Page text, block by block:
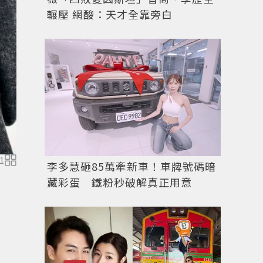
1 圖／美麗佳人
輾壓 網酸：天才全靠旁白
李多慧砸85萬牽新車！車牌號碼暗
藏彩蛋 鐵粉秒破解真正用意